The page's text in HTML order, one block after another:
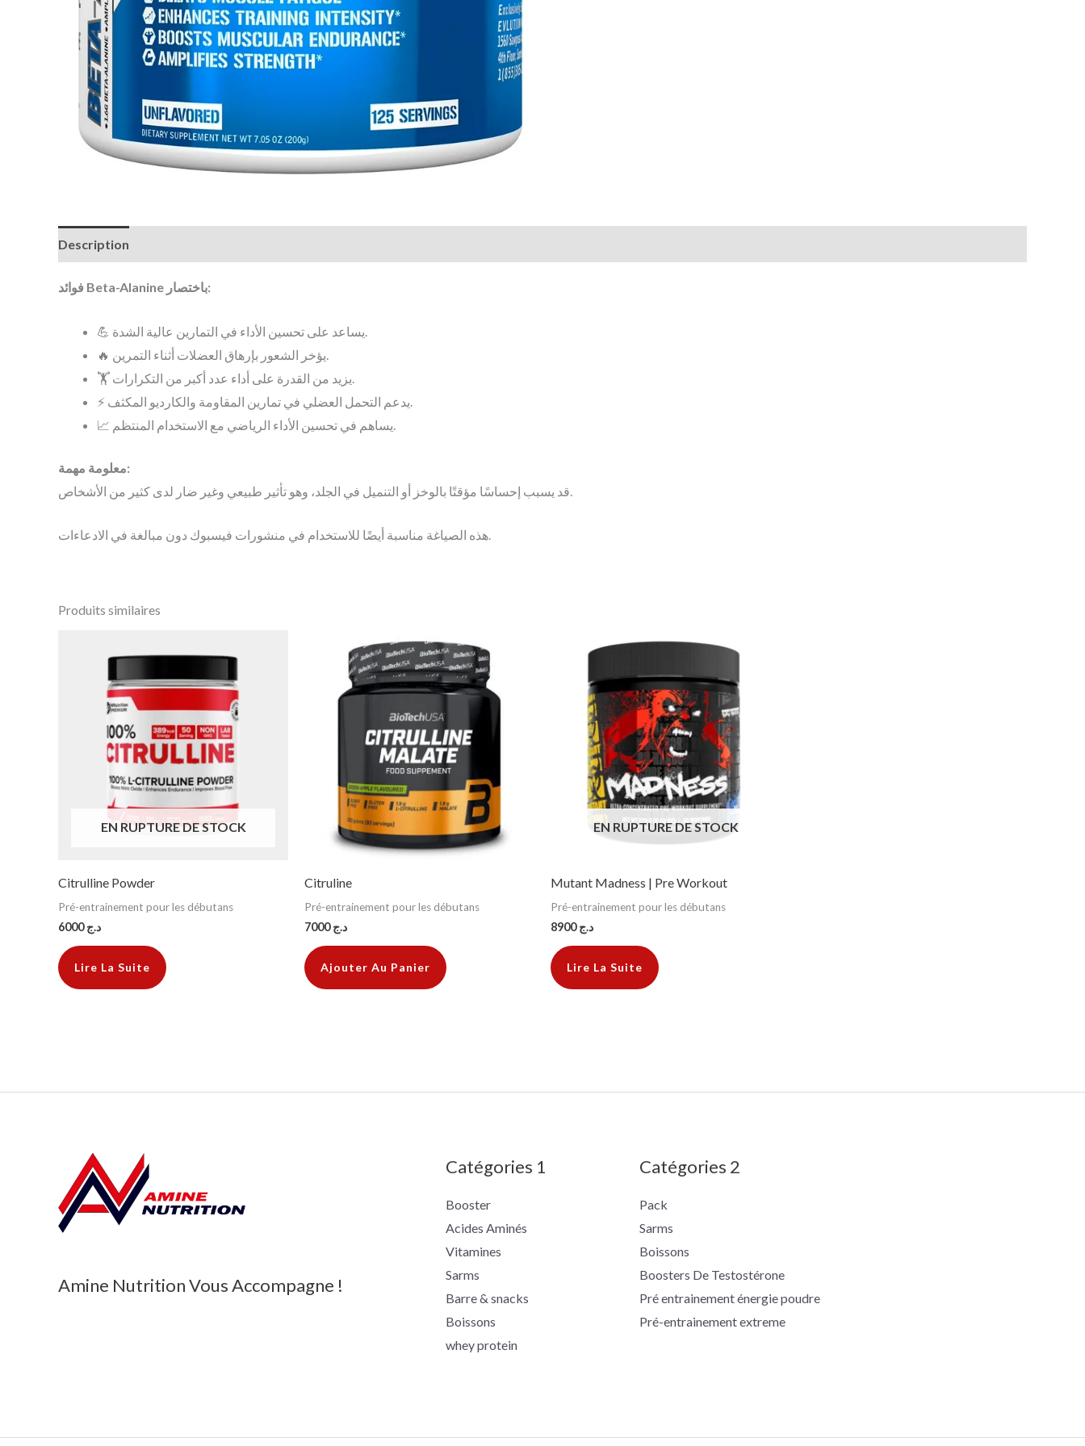
Description
فوائد Beta-Alanine باختصار:
معلومة مهمة:
هذه الصياغة مناسبة أيضًا للاستخدام في منشورات فيسبوك دون مبالغة في الادعاءات.
Produits similaires
EN RUPTURE DE STOCK
Citrulline Powder
Pré-entrainement pour les débutans
د.ج6000
Lire La Suite
Citruline
Pré-entrainement pour les débutans
د.ج7000
Ajouter Au Panier
EN RUPTURE DE STOCK
Mutant Madness | Pre Workout
Pré-entrainement pour les débutans
د.ج8900
Lire La Suite
Amine Nutrition Vous Accompagne !
Catégories 1
Booster
Acides Aminés
Vitamines
Sarms
Barre & snacks
Boissons
whey protein
Catégories 2
Pack
Sarms
Boissons
Boosters De Testostérone
Pré entrainement énergie poudre
Pré-entrainement extreme